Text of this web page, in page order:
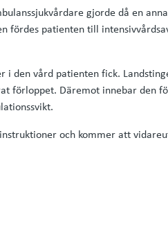
gjorde då en
fördes patienten till
den vård patienten fick.
förloppet. Däremot innebar den
och kommer att